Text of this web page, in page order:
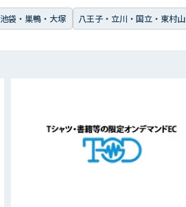
池袋・巣鴨・大塚 八王子・立川・国立・東村山